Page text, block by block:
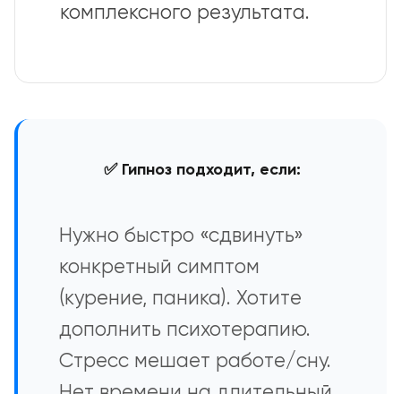
комплексного результата.
✅ Гипноз подходит, если:
Нужно быстро «сдвинуть»
конкретный симптом
(курение, паника). Хотите
дополнить психотерапию.
Стресс мешает работе/сну.